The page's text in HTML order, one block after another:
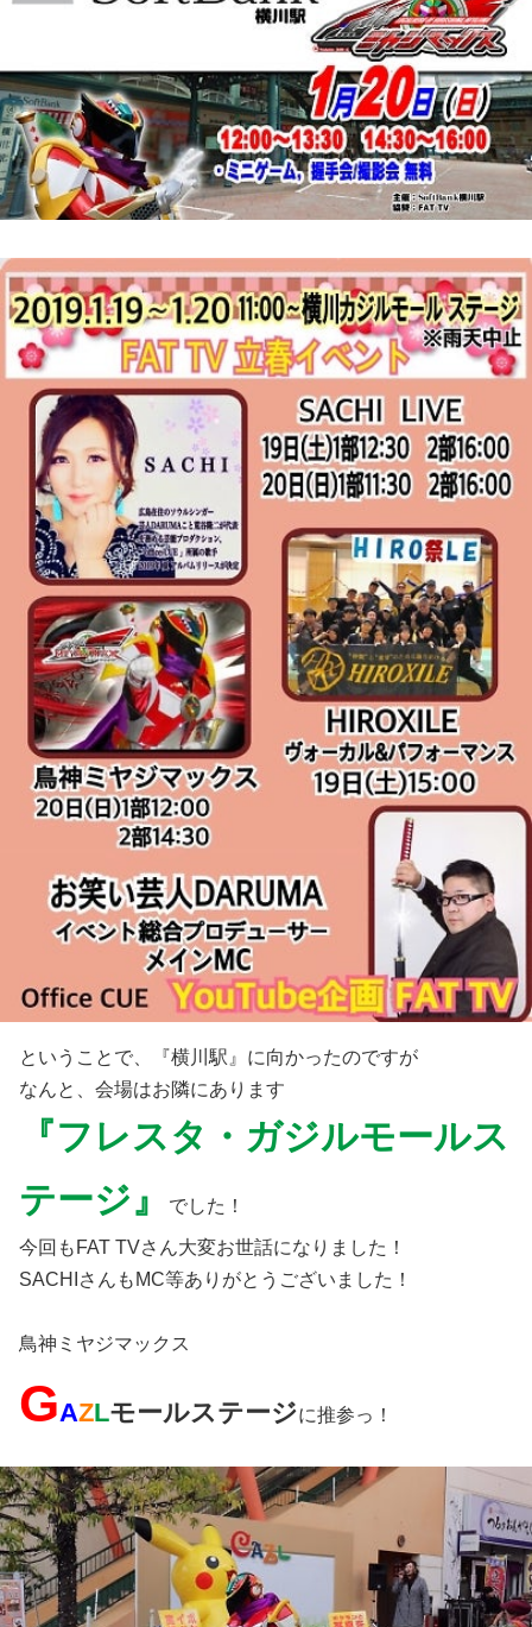
ということで、『横川駅』に向かったのですが
なんと、会場はお隣にあります
『フレスタ・ガジルモールス
テージ』
でした！
今回もFAT TVさん大変お世話になりました！
SACHIさんもMC等ありがとうございました！
鳥神ミヤジマックス
GAZLモールステージに推参っ！